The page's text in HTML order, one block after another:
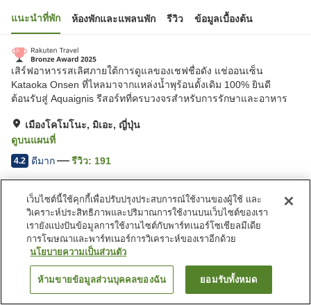
แนะนำที่พัก ห้องพักและแพลนพัก รีวิว ข้อมูลเบื้องต้น
เสิร์ฟอาหารรสเลิศภายใต้การดูแลของเชฟชื่อดัง แช่ออนเซ็น
Kataoka Onsen ที่ไหลมาจากแหล่งน้ำพุร้อนดั้งเดิม 100% ยินดี
ต้อนรับสู่ Aquaignis รีสอร์ทที่ครบวงจรสำหรับการรักษาและอาหาร
เมืองโคโมโนะ, มิเอะ, ญี่ปุ่น
ดูบนแผนที่
4.2 ดีมาก รีวิว: 191
สิ่งอำนวยความสะดวกในที่พัก
ที่จอดรถ
สปา/บิวตี้ซาลอน
ร้านอาหาร
บาร์
Aquaignis Kataoka Onsen
ค้นหาห้องพัก
เว็บไซต์นี้ใช้คุกกี้เพื่อปรับปรุงประสบการณ์ใช้งานของผู้ใช้ และ
วิเคราะห์ประสิทธิภาพและปริมาณการใช้งานบนเว็บไซต์ของเรา
เรายังแบ่งปันข้อมูลการใช้งานไซต์กับพาร์ทเนอร์โซเชียลมีเดีย
การโฆษณาและพาร์ทเนอร์การวิเคราะห์ของเราอีกด้วย
นโยบายความเป็นส่วนตัว
ห้ามขายข้อมูลส่วนบุคคลของฉัน ยอมรับทั้งหมด